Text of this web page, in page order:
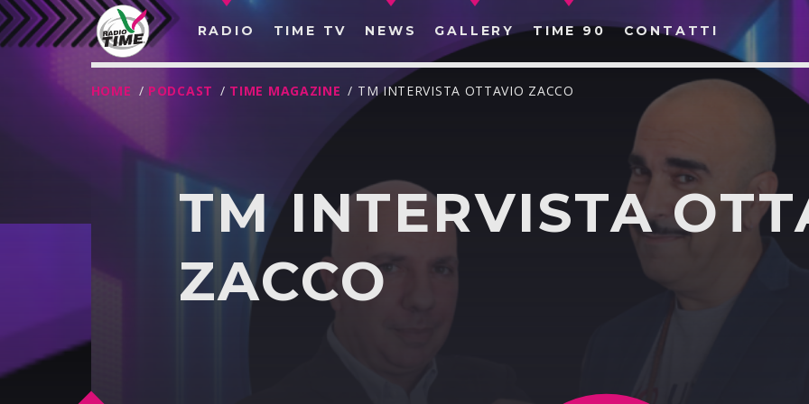
RADIO TIME TV NEWS GALLERY TIME 90 CONTATTI
CERCA NEL SITO WEB:
HOME / PODCAST / TIME MAGAZINE / TM INTERVISTA OTTAVIO ZACCO
TM INTERVISTA
ZACCO